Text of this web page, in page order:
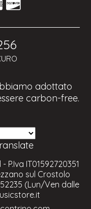
adottato
carbon-free.
P.Iva IT01592720351
sul Crostolo
(Lun/Ven dalle